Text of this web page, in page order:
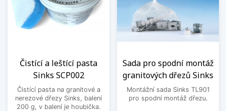
Čistící a leštící pasta
Sinks SCP002
Čistící pasta na granitové a
nerezové dřezy Sinks, balení
200 g, v balení je houbička.
Sada pro spodní montáž
granitových dřezů Sinks
Montážní sada Sinks TL901
pro spodní montáž dřezu.